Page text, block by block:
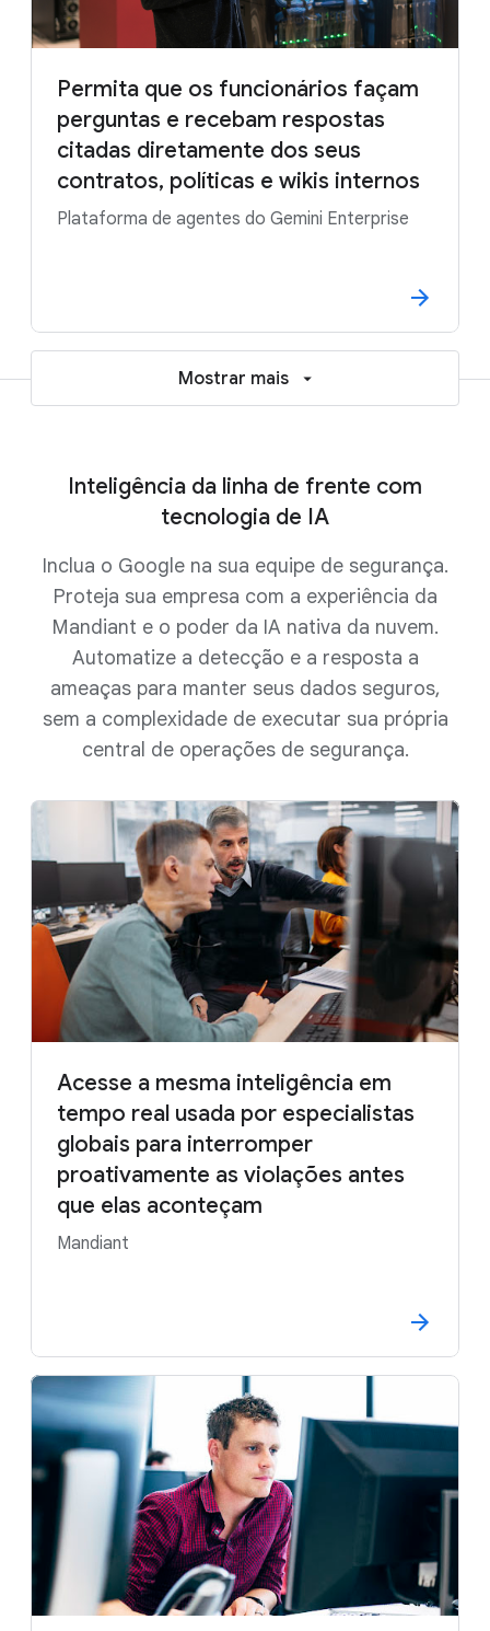
Permita que os funcionários façam
perguntas e recebam respostas
citadas diretamente dos seus
contratos, políticas e wikis internos
Plataforma de agentes do Gemini Enterprise
Mostrar mais
Inteligência da linha de frente com
tecnologia de IA
Inclua o Google na sua equipe de segurança.
Proteja sua empresa com a experiência da
Mandiant e o poder da IA nativa da nuvem.
Automatize a detecção e a resposta a
ameaças para manter seus dados seguros,
sem a complexidade de executar sua própria
central de operações de segurança.
Acesse a mesma inteligência em
tempo real usada por especialistas
globais para interromper
proativamente as violações antes
que elas aconteçam
Mandiant